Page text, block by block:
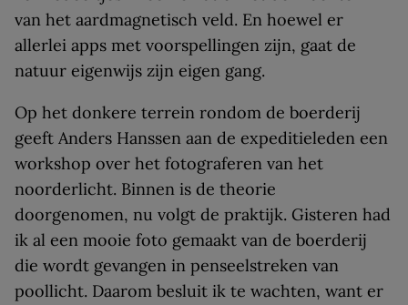
van het aardmagnetisch veld. En hoewel er
allerlei apps met voorspellingen zijn, gaat de
natuur eigenwijs zijn eigen gang.
Op het donkere terrein rondom de boerderij
geeft Anders Hanssen aan de expeditieleden een
workshop over het fotograferen van het
noorderlicht. Binnen is de theorie
doorgenomen, nu volgt de praktijk. Gisteren had
ik al een mooie foto gemaakt van de boerderij
die wordt gevangen in penseelstreken van
poollicht. Daarom besluit ik te wachten, want er